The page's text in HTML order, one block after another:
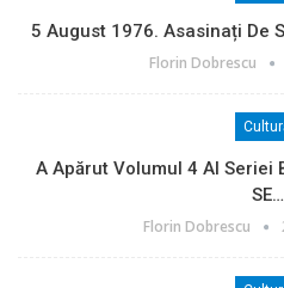
5 August 1976. Asasinați De
Florin Dobrescu
A Apărut Volumul 4 Al Seriei
SE…
Florin Dobrescu